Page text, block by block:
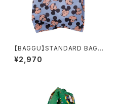
【BAGGU】STANDARD BAGG
U MICKEY MOUSE
¥2,970